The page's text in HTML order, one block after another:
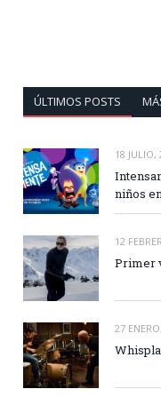
ÚLTIMOS POSTS
18 JULIO,
niños
12
Primer
27